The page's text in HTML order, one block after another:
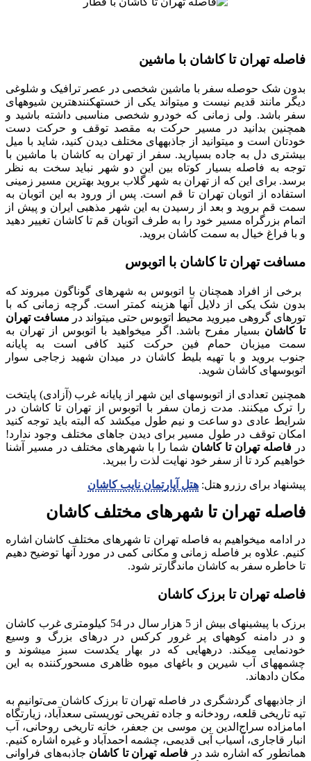
فاصله تهران تا کاشان با ماشین
بدون شک حوصله سفر با ماشین شخصی در عصر ترافیک و شلوغی
دیگر مانند قدیم نیست و می‎تواند یکی از خسته‎کننده‎ترین شیوه‎های
سفر باشد. ولی زمانی که خودرو شخصی مناسبی داشته باشید و
همچنین بدانید در مسیر حرکت به مقصد توقف و حرکت دست
خودتان است و می‎توانید از جاذبه‎های مختلف دیدن کنید، شاید با میل
بیشتری دل به جاده بسپارید. سفر از تهران به کاشان با ماشین با
توجه به فاصله بسیار کوتاه بین این دو شهر نباید سخت به نظر
برسد. برای این که از تهران به شهر گلاب بروید بهترین مسیر زمینی
استفاده از اتوبان تهران تا قم است. پس از ورود به این اتوبان به
سمت قم بروید و بعد از رسیدن به این شهر مذهبی ایران و پیش از
اتمام بزرگراه مسیر خود را به طرف اتوبان قم تا کاشان تغییر دهید
و با فراغ خیال به سمت کاشان بروید.
مسافت تهران تا کاشان با اتوبوس
برخی از افراد همچنان با اتوبوس به شهرهای گوناگون می‎روند که
بدون شک یکی از دلایل آن‎ها هزینه کمتر است. گرچه زمانی که با
تورهای گروهی می‎روید محیط اتوبوس حتی می‎تواند در
مسافت تهران
تا کاشان
بسیار مفرح‎ باشد. اگر می‎خواهید با اتوبوس از تهران به
سمت میزبان حمام فین حرکت کنید کافی است به پایانه
جنوب بروید و با تهیه بلیط کاشان در میدان شهید زجاجی سوار
اتوبوس‎های کاشان شوید.
همچنین تعدادی از اتوبوس‎های این شهر از پایانه غرب (آزادی) پایتخت
را ترک می‎کنند. مدت زمان سفر با اتوبوس از تهران تا کاشان در
شرایط عادی دو ساعت و نیم طول می‎کشد که البته باید توجه کنید
امکان توقف در طول مسیر برای دیدن جاهای مختلف وجود ندارد!
در فاصله تهران تا کاشان شما را با شهرهای مختلف در مسیر آشنا
خواهیم کرد تا از سفر خود نهایت لذت را ببرید.
پیشنهاد برای رزرو هتل: هتل آپارتمان نایب کاشان
فاصله تهران تا شهرهای مختلف کاشان
در ادامه می‎خواهیم به فاصله تهران تا شهرهای مختلف کاشان اشاره
کنیم. علاوه بر فاصله زمانی و مکانی کمی در مورد آن‎ها توضیح دهیم
تا خاطره سفر به کاشان ماندگارتر شود.
فاصله تهران تا برزک کاشان
برزک با پیشینه‎ای بیش از 5 هزار سال در 54 کیلومتری غرب کاشان
و در دامنه کوه‎های پر غرور کرکس در دره‎ای بزرگ و وسیع
خودنمایی می‎کند. دره‎هایی که در بهار یک‎دست سبز می‎شوند و
چشمه‎های آب شیرین و باغ‎های میوه ظاهری مسحورکننده به این
مکان داده‎اند.
از جاذبه‎های گردشگری در فاصله تهران تا برزک کاشان می‎‌توانیم به
تپه تاریخی قلعه، رودخانه و جاده تفریحی توریستی سعدآباد، زیارتگاه
امام‎زاده سراج‌الدین بن موسی بن جعفر، خانه تاریخی روحانی، آب
انبار قاجاری، آسیاب آبی قدیمی، چشمه احمدآباد و غیره اشاره کنیم.
همانطور که اشاره شد در فاصله تهران تا کاشان جاذبه‌های فراوانی